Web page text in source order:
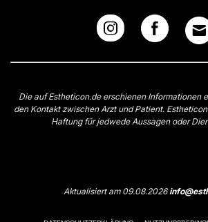
Die auf Estheticon.de erschienen Informationen
den Kontakt zwischen Arzt und Patient.
Haftung für jedwede Aussagen oder
Aktualisiert am 09.08.2026